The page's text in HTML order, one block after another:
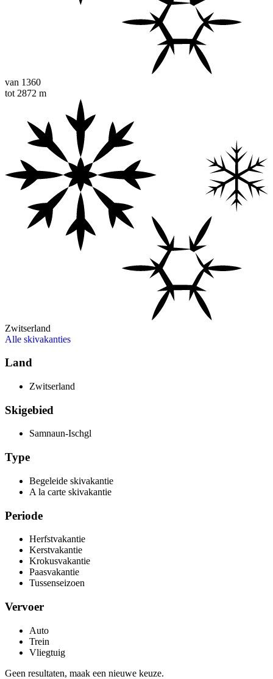
van 1360
tot 2872 m
Zwitserland
Alle skivakanties
Land
Zwitserland
Skigebied
Samnaun-Ischgl
Type
Begeleide skivakantie
A la carte skivakantie
Periode
Herfstvakantie
Kerstvakantie
Krokusvakantie
Paasvakantie
Tussenseizoen
Vervoer
Auto
Trein
Vliegtuig
Geen resultaten, maak een nieuwe keuze.